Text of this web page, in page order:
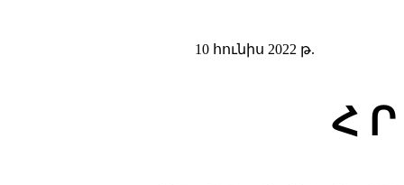
10 հունիս 2022 թ.
Հ